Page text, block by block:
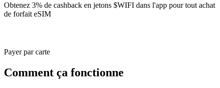
Obtenez 3% de cashback en jetons $WIFI dans l'app pour tout achat
de forfait eSIM
Payer par carte
Comment ça fonctionne